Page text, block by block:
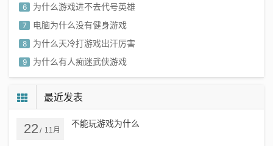
6 为什么游戏进不去代号英雄
7 电脑为什么没有健身游戏
8 为什么天冷打游戏出汗厉害
9 为什么有人痴迷武侠游戏
10 为什么孩子爱玩打架游戏
最近发表
22 / 11月
不能玩游戏为什么